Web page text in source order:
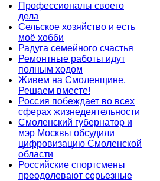
Профессионалы своего
дела
Сельское хозяйство и есть
моё хобби
Радуга семейного счастья
Ремонтные работы идут
полным ходом
Живем на Смоленщине.
Решаем вместе!
Россия побеждает во всех
сферах жизнедеятельности
Смоленский губернатор и
мэр Москвы обсудили
цифровизацию Смоленской
области
Российские спортсмены
преодолевают серьезные